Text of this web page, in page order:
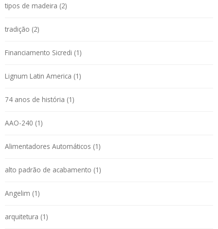
tipos de madeira (2)
tradição (2)
Financiamento Sicredi (1)
Lignum Latin America (1)
74 anos de história (1)
AAO-240 (1)
Alimentadores Automáticos (1)
alto padrão de acabamento (1)
Angelim (1)
arquitetura (1)